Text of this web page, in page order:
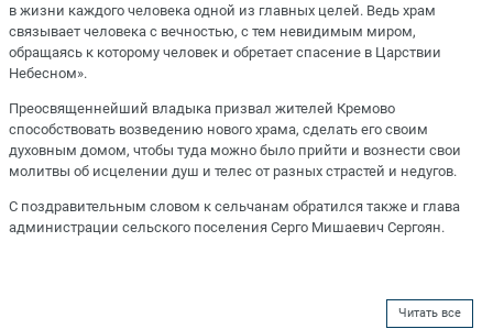
в жизни каждого человека одной из главных целей. Ведь храм
связывает человека с вечностью, с тем невидимым миром,
обращаясь к которому человек и обретает спасение в Царствии
Небесном».
Преосвященнейший владыка призвал жителей Кремово
способствовать возведению нового храма, сделать его своим
духовным домом, чтобы туда можно было прийти и вознести свои
молитвы об исцелении душ и телес от разных страстей и недугов.
С поздравительным словом к сельчанам обратился также и глава
администрации сельского поселения Серго Мишаевич Сергоян.
Читать все